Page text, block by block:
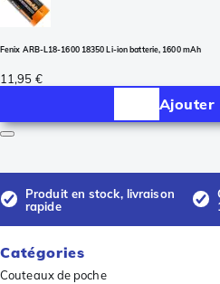
Fenix ARB-L18-1600 18350 Li-ion batterie, 1600 mAh
11,95 €
Ajouter
Produit en stock, livraison
rapide
Catégories
Couteaux de poche